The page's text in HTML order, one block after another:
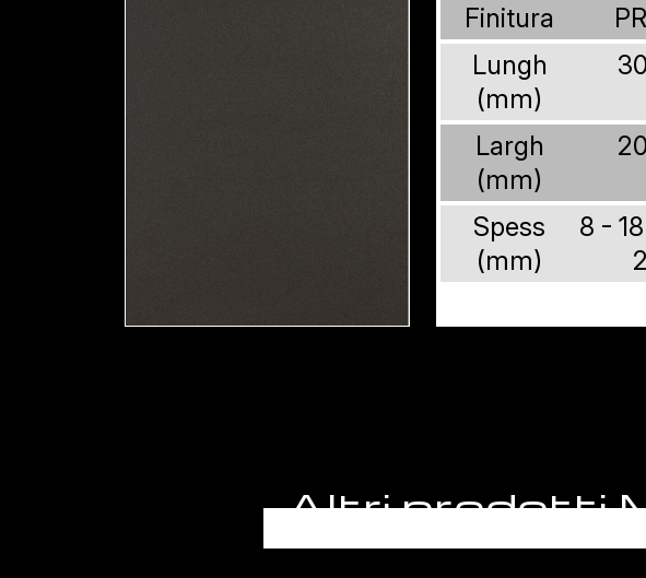
Finitura
Lungh
(mm)
Largh
(mm)
Spess
(mm)
8 -
Altri prodotti